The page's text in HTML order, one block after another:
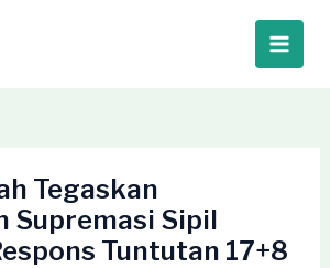
Main
Tegaskan
Supremasi Sipil
Tuntutan 17+8